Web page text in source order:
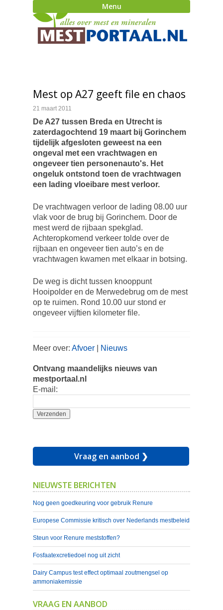
Menu
Mest op A27 geeft file en chaos
21 maart 2011
De A27 tussen Breda en Utrecht is
zaterdagochtend 19 maart bij Gorinchem
tijdelijk afgesloten geweest na een
ongeval met een vrachtwagen en
ongeveer tien personenauto's. Het
ongeluk ontstond toen de vrachtwagen
een lading vloeibare mest verloor.
De vrachtwagen verloor de lading 08.00 uur
vlak voor de brug bij Gorinchem. Door de
mest werd de rijbaan spekglad.
Achteropkomend verkeer tolde over de
rijbaan en ongeveer tien auto’s en de
vrachtwagen kwamen met elkaar in botsing.
De weg is dicht tussen knooppunt
Hooipolder en de Merwedebrug om de mest
op te ruimen. Rond 10.00 uur stond er
ongeveer vijftien kilometer file.
Meer over: Afvoer Nieuws
Ontvang maandelijks nieuws van
mestportaal.nl
E-mail:
Vraag en aanbod ❯
NIEUWSTE BERICHTEN
Nog geen goedkeuring voor gebruik Renure
Europese Commissie kritisch over Nederlands mestbeleid
Steun voor Renure meststoffen?
Fosfaatexcretiedoel nog uit zicht
Dairy Campus test effect optimaal zoutmengsel op
ammoniakemissie
VRAAG EN AANBOD